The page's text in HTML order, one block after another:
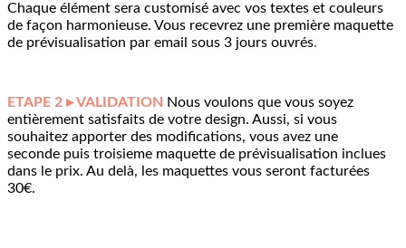
Chaque élément sera customisé avec vos textes et couleurs
de façon harmonieuse. Vous recevrez une première maquette
de prévisualisation par email sous 3 jours ouvrés.
ETAPE 2 ▸ VALIDATION Nous voulons que vous soyez
entièrement satisfaits de votre design. Aussi, si vous
souhaitez apporter des modifications, vous avez une
seconde puis troisieme maquette de prévisualisation inclues
dans le prix. Au delà, les maquettes vous seront facturées
30€.